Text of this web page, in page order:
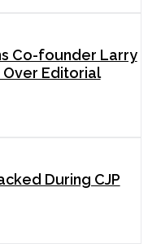
Co-founder Larry
Editorial
During CJP